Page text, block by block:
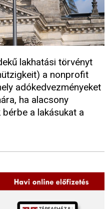
lakhatási törvényt
a nonprofit
adókedvezményeket
ha alacsony
a lakásukat a